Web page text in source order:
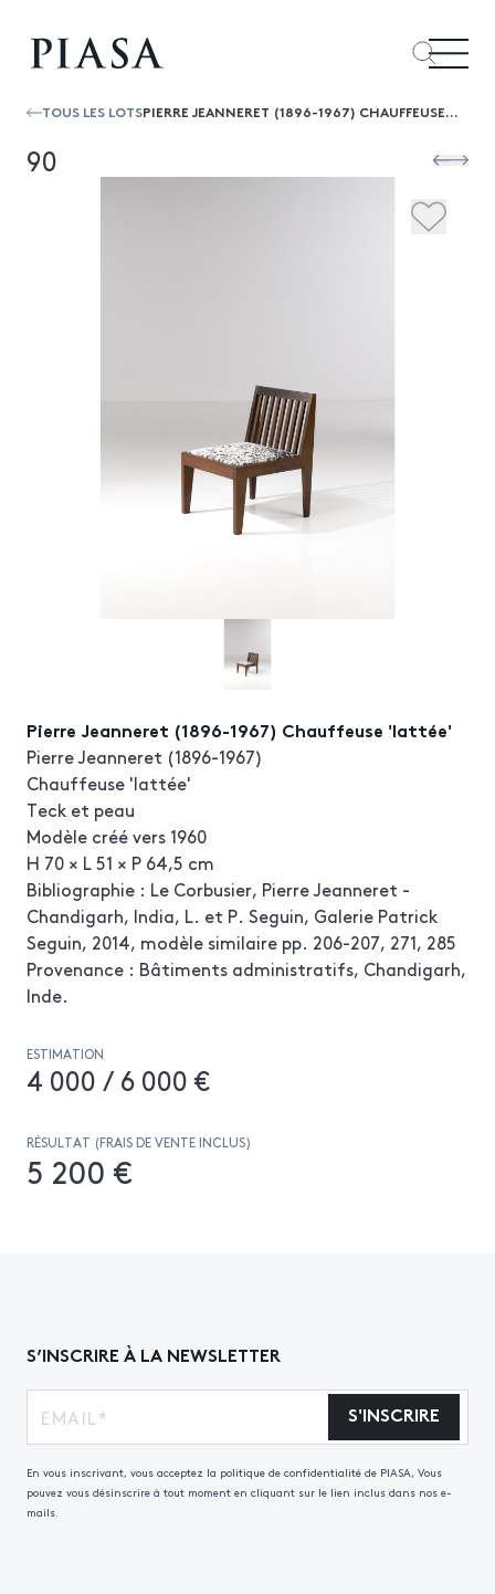
TOUS LES LOTS PIERRE JEANNERET (1896-1967) CHAUFFEUSE 'LATTÉE'
90
Pierre Jeanneret (1896-1967) Chauffeuse 'lattée'
Pierre Jeanneret (1896-1967)
Chauffeuse 'lattée'
Teck et peau
Modèle créé vers 1960
H 70 × L 51 × P 64,5 cm
Bibliographie : Le Corbusier, Pierre Jeanneret -
Chandigarh, India, L. et P. Seguin, Galerie Patrick
Seguin, 2014, modèle similaire pp. 206-207, 271, 285
Provenance : Bâtiments administratifs, Chandigarh,
Inde.
ESTIMATION
4 000 / 6 000 €
RÉSULTAT (FRAIS DE VENTE INCLUS)
5 200 €
S’INSCRIRE À LA NEWSLETTER
S'INSCRIRE
En vous inscrivant, vous acceptez la politique de confidentialité de PIASA, Vous
pouvez vous désinscrire à tout moment en cliquant sur le lien inclus dans nos e-
mails.